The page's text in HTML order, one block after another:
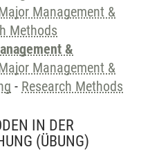
Management &
Methods
&
Management &
- Research Methods
IN DER
(ÜBUNG)